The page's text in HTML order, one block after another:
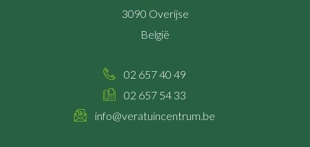
3090 Overijse
België
02 657 40 49
02 657 54 33
info@veratuincentrum.be